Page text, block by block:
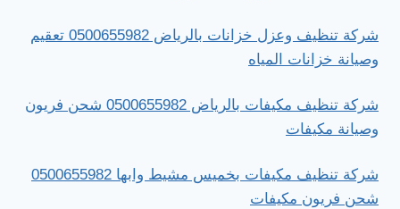
شركة تنظيف وعزل خزانات بالرياض 0500655982 تعقيم
وصيانة خزانات المياه
شركة تنظيف مكيفات بالرياض 0500655982 شحن فريون
وصيانة مكيفات
شركة تنظيف مكيفات بخميس مشيط وابها 0500655982
شحن فريون مكيفات